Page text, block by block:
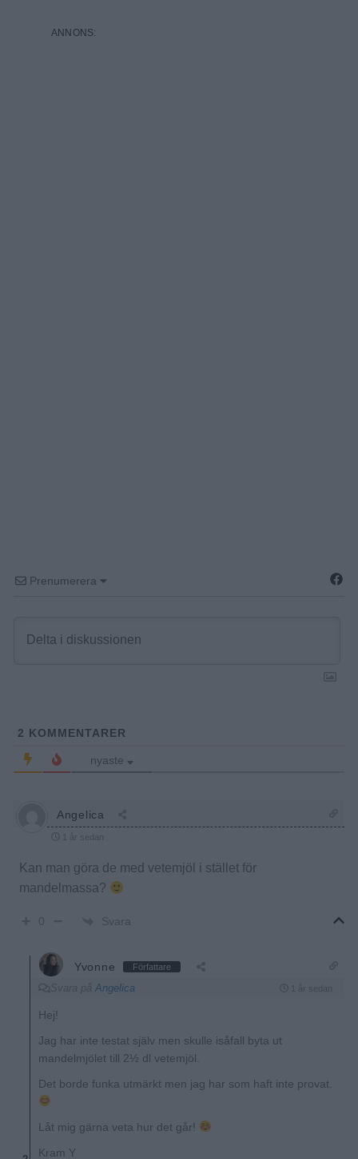
Prenumerera
2 KOMMENTARER
nyaste
Angelica
1 år sedan
Kan man göra de med vetemjöl i stället för
mandelmassa?
0 Svara
Yvonne Författare
Svara på Angelica
Hej!
Jag har inte testat själv men skulle isåfall byta ut
mandelmjölet till 2½ dl vetemjöl.
Det borde funka utmärkt men jag har som haft inte provat.
Låt mig gärna veta hur det går!
Kram Y